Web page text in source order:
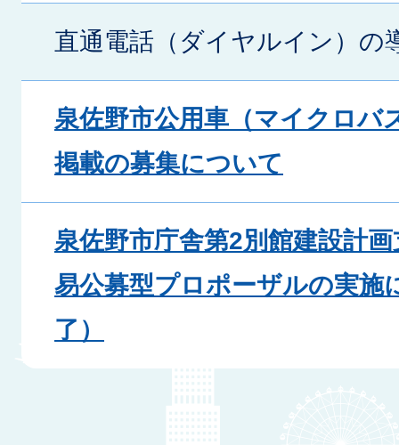
直通電話（ダイヤルイン）の
泉佐野市公用車（マイクロバ
掲載の募集について
泉佐野市庁舎第2別館建設計
易公募型プロポーザルの実施
了）